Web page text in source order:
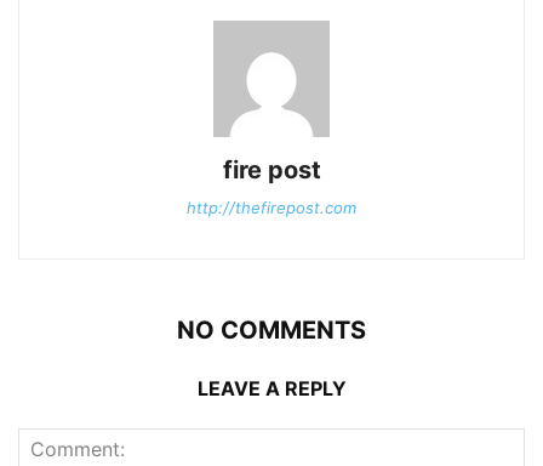
fire post
http://thefirepost.com
NO COMMENTS
LEAVE A REPLY